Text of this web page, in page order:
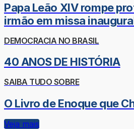
Papa Leão XIV rompe
irmão em missa
DEMOCRACIA NO BRASIL
40 ANOS DE HISTÓRIA
SAIBA TUDO SOBRE
O Livro de Enoque que
Veja mais